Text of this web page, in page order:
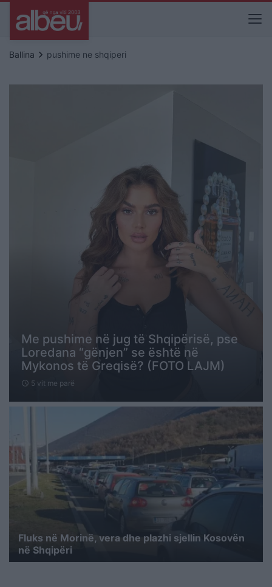
Ballina keyboard_arrow_right pushime ne shqiperi
Me pushime në jug të Shqipërisë, pse
Loredana “gënjen” se është në
Mykonos të Greqisë? (FOTO LAJM)
schedule 5 vit me parë
Fluks në Morinë, vera dhe plazhi sjellin Kosovën
në Shqipëri